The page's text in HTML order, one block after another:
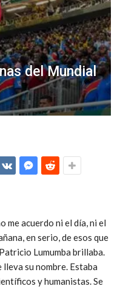
del Mundial
me acuerdo ni el día, ni el
en serio, de esos que
Lumumba brillaba.
lleva su nombre. Estaba
y humanistas. Se